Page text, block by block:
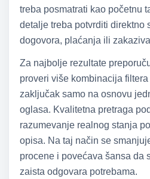
treba posmatrati kao početnu
detalje treba potvrditi direktno
dogovora, plaćanja ili
Za najbolje rezultate
proveri više kombinacija
zaključak samo na osnovu
oglasa. Kvalitetna pretraga
razumevanje realnog stanja
opisa. Na taj način se
procene i povećava šansa da
zaista odgovara potrebama.